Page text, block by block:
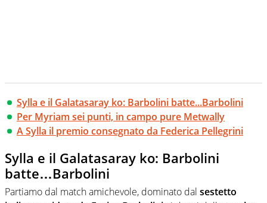
Sylla e il Galatasaray ko: Barbolini batte...Barbolini
Per Myriam sei punti, in campo pure Metwally
A Sylla il premio consegnato da Federica Pellegrini
Sylla e il Galatasaray ko: Barbolini
batte…Barbolini
Partiamo dal match amichevole, dominato dal sestetto